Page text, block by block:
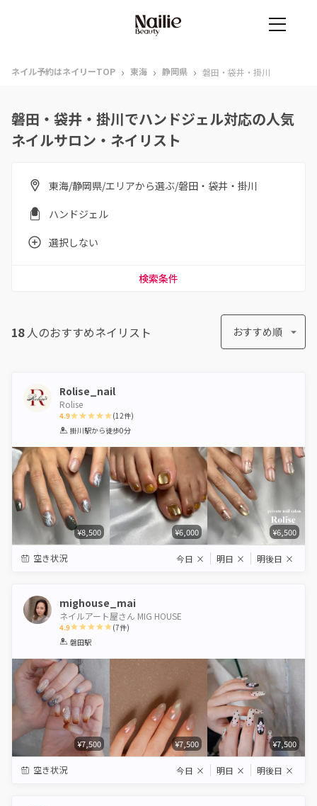
ネイル予約はネイリーTOP › 東海 › 静岡県 › 磐田・袋井・掛川
磐田・袋井・掛川でハンドジェル対応の人気
ネイルサロン・ネイリスト
東海/静岡県/エリアから選ぶ/磐田・袋井・掛川
ハンドジェル
選択しない
検索条件
18人のおすすめネイリスト おすすめ順
Rolise_nail
Rolise
4.9
1 2 3 4 5
(12件)
掛川駅から徒歩0分
¥8,500 ¥6,000 ¥6,500
空き状況 今日 × 明日 × 明後日 ×
mighouse_mai
ネイルアート屋さん MIG HOUSE
4.9
1 2 3
(7件)
磐田駅
¥7,500 ¥7,500 ¥7,500
空き状況 今日 × 明日 × 明後日 ×